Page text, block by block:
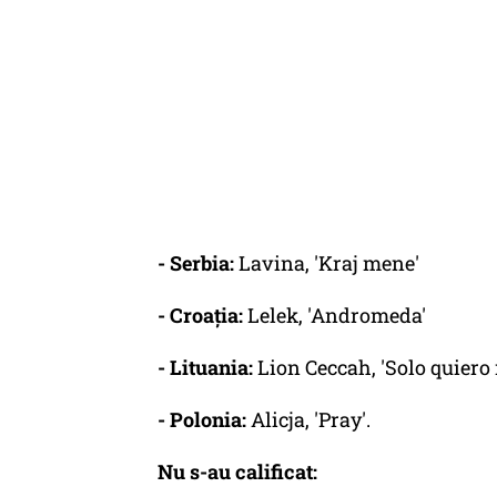
- Serbia:Lavina, 'Kraj mene'
- Croația:Lelek, 'Andromeda'
- Lituania:Lion Ceccah, 'Solo quiero
- Polonia:Alicja, 'Pray'.
Nu s-au calificat: